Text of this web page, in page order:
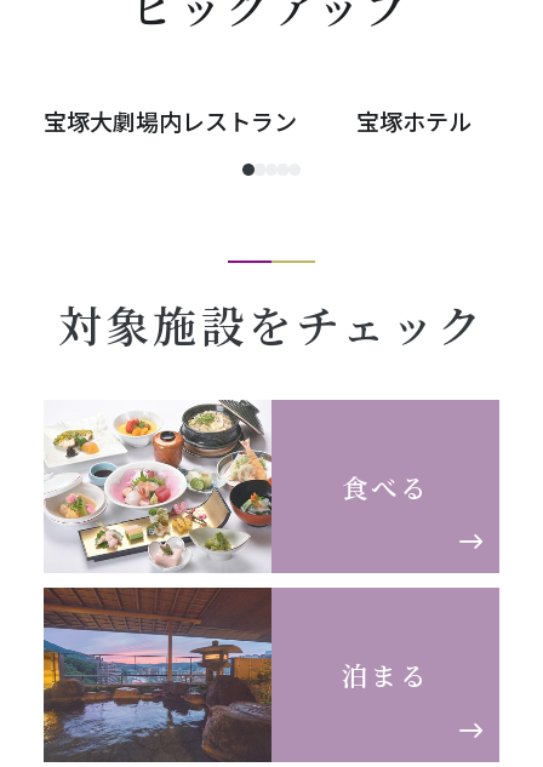
宝塚大劇場内レストラン 宝塚ホテル
対象施設をチェック
食べる
泊まる